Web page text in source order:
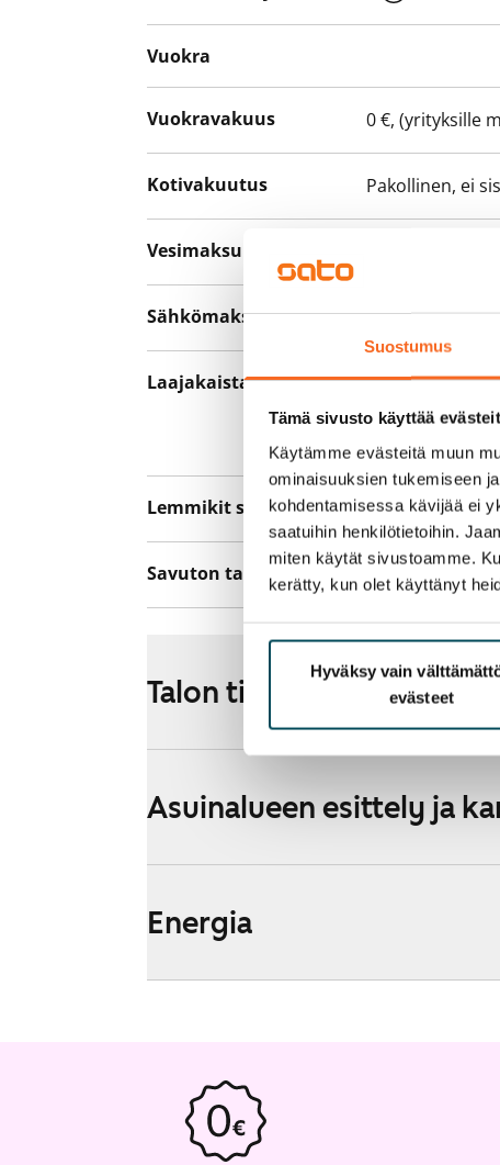
Suostumus
Tämä sivusto käyttää
Käytämme evästeitä muun
ominaisuuksien tukemiseen
kohdentamisessa kävijää ei
saatuihin henkilötietoihin.
miten käytät sivustoamme.
kerätty, kun olet käyttänyt
Hyväksy vain
evästeet
Vuokra
Vuokravakuus 0 €, (yrityksille
Kotivakuutus Pakollinen, ei
Vesimaksu
Sähkömaksu Vuokralainen
Laajakaista
Vuokraan
hankkia
yhteyttä
Lemmikit sallittu Kyllä
Savuton talo Kyllä
Talon tiedot
Asuinalueen esittely ja
Energia